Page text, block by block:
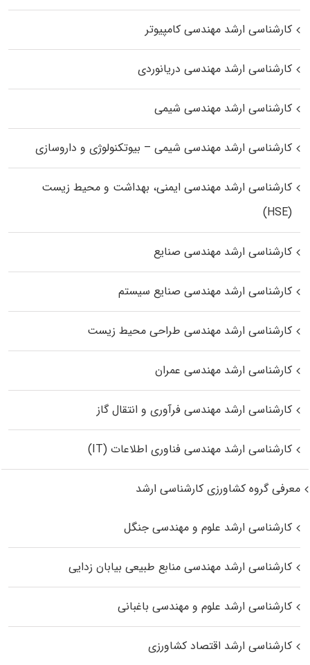
کارشناسی ارشد مهندسی کامپیوتر
کارشناسی ارشد مهندسی دریانوردی
کارشناسی ارشد مهندسی شیمی
کارشناسی ارشد مهندسی شیمی – بیوتکنولوژی و داروسازی
کارشناسی ارشد مهندسی ایمنی، بهداشت و محیط زیست
(HSE)
کارشناسی ارشد مهندسی صنایع
کارشناسی ارشد مهندسی صنایع سیستم
کارشناسی ارشد مهندسی طراحی محیط زیست
کارشناسی ارشد مهندسی عمران
کارشناسی ارشد مهندسی فرآوری و انتقال گاز
کارشناسی ارشد مهندسی فناوری اطلاعات (IT)
معرفی گروه کشاورزی کارشناسی ارشد
کارشناسی ارشد علوم و مهندسی جنگل
کارشناسی ارشد مهندسی منابع طبیعی بیابان زدایی
کارشناسی ارشد علوم و مهندسی باغبانی
کارشناسی ارشد اقتصاد کشاورزی